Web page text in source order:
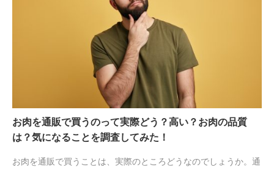
お肉を通販で買うのって実際どう？高い？お肉の品質
は？気になることを調査してみた！
お肉を通販で買うことは、実際のところどうなのでしょうか。通